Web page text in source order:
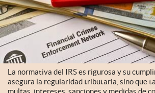
La normativa del IRS es rigurosa y su
asegura la regularidad tributaria, sino que